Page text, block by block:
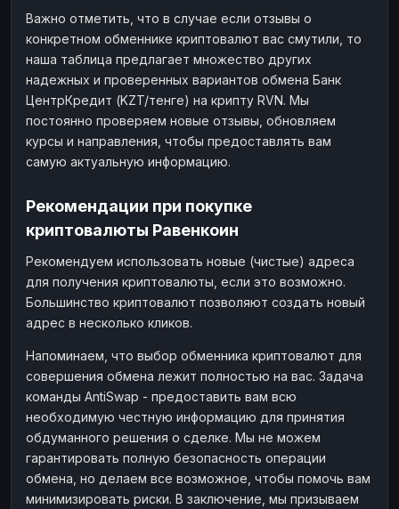
Важно отметить, что в случае если отзывы о
конкретном обменнике криптовалют вас смутили, то
наша таблица предлагает множество других
надежных и проверенных вариантов обмена Банк
ЦентрКредит (KZT/тенге) на крипту RVN. Мы
постоянно проверяем новые отзывы, обновляем
курсы и направления, чтобы предоставлять вам
самую актуальную информацию.
Рекомендации при покупке
криптовалюты Равенкоин
Рекомендуем использовать новые (чистые) адреса
для получения криптовалюты, если это возможно.
Большинство криптовалют позволяют создать новый
адрес в несколько кликов.
Напоминаем, что выбор обменника криптовалют для
совершения обмена лежит полностью на вас. Задача
команды AntiSwap - предоставить вам всю
необходимую честную информацию для принятия
обдуманного решения о сделке. Мы не можем
гарантировать полную безопасность операции
обмена, но делаем все возможное, чтобы помочь вам
минимизировать риски. В заключение, мы призываем